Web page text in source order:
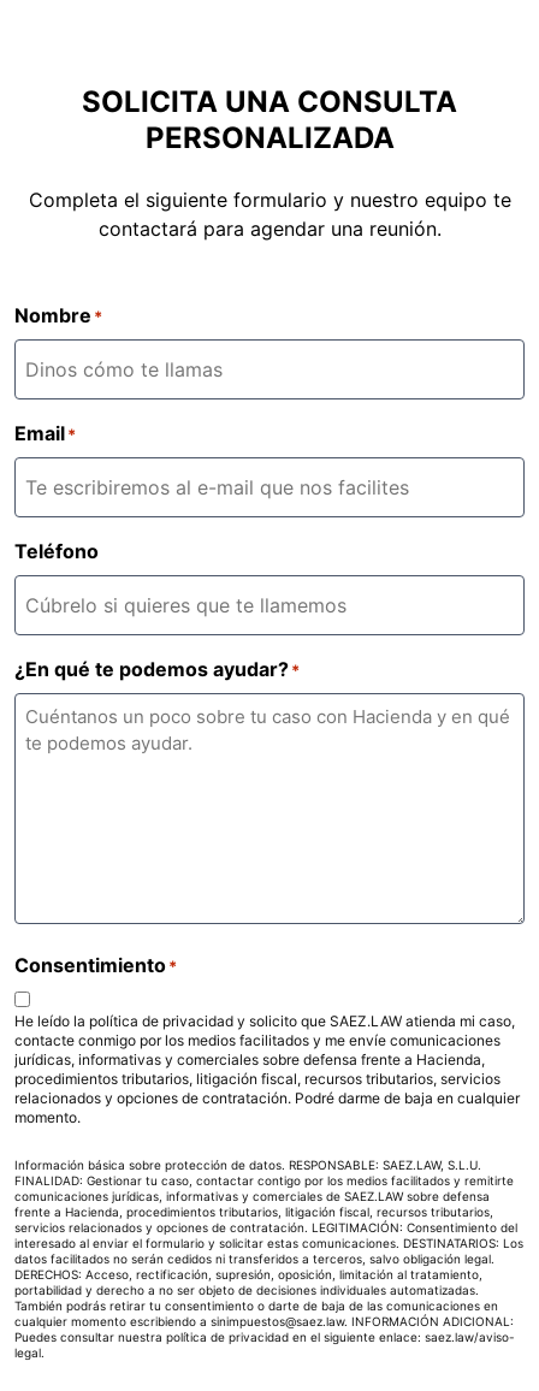
SOLICITA UNA CONSULTA
PERSONALIZADA
Completa el siguiente formulario y nuestro equipo te
contactará para agendar una reunión.
Nombre *
Email*
Teléfono
¿En qué te podemos ayudar?*
Consentimiento*
He leído la política de privacidad y solicito que SAEZ.LAW atienda mi caso,
contacte conmigo por los medios facilitados y me envíe comunicaciones
jurídicas, informativas y comerciales sobre defensa frente a Hacienda,
procedimientos tributarios, litigación fiscal, recursos tributarios, servicios
relacionados y opciones de contratación. Podré darme de baja en cualquier
momento.
Información básica sobre protección de datos. RESPONSABLE: SAEZ.LAW, S.L.U.
FINALIDAD: Gestionar tu caso, contactar contigo por los medios facilitados y remitirte
comunicaciones jurídicas, informativas y comerciales de SAEZ.LAW sobre defensa
frente a Hacienda, procedimientos tributarios, litigación fiscal, recursos tributarios,
servicios relacionados y opciones de contratación. LEGITIMACIÓN: Consentimiento del
interesado al enviar el formulario y solicitar estas comunicaciones. DESTINATARIOS: Los
datos facilitados no serán cedidos ni transferidos a terceros, salvo obligación legal.
DERECHOS: Acceso, rectificación, supresión, oposición, limitación al tratamiento,
portabilidad y derecho a no ser objeto de decisiones individuales automatizadas.
También podrás retirar tu consentimiento o darte de baja de las comunicaciones en
cualquier momento escribiendo a sinimpuestos@saez.law. INFORMACIÓN ADICIONAL:
Puedes consultar nuestra política de privacidad en el siguiente enlace: saez.law/aviso-
legal.